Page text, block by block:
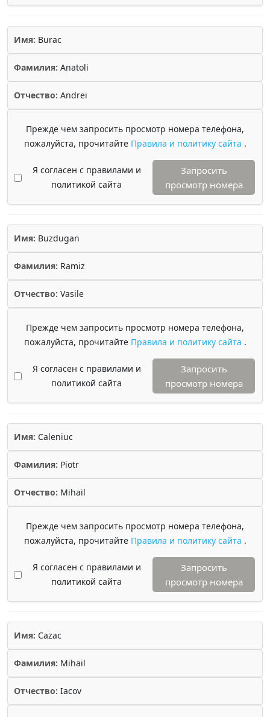
Имя: Burac
Фамилия: Anatoli
Отчество: Andrei
Прежде чем запросить просмотр номера телефона,
пожалуйста, прочитайте Правила и политику сайта .
Я согласен с правилами и
политикой сайта
Запросить
просмотр номера
Имя: Buzdugan
Фамилия: Ramiz
Отчество: Vasile
Прежде чем запросить просмотр номера телефона,
пожалуйста, прочитайте Правила и политику сайта .
Я согласен с правилами и
политикой сайта
Запросить
просмотр номера
Имя: Caleniuc
Фамилия: Piotr
Отчество: Mihail
Прежде чем запросить просмотр номера телефона,
пожалуйста, прочитайте Правила и политику сайта .
Я согласен с правилами и
политикой сайта
Запросить
просмотр номера
Имя: Cazac
Фамилия: Mihail
Отчество: Iacov